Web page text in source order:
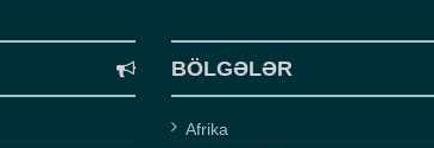
BÖLGƏLƏR
Afrika